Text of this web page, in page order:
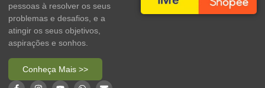
pessoas à resolver os seus
problemas e desafios, e a
atingir os seus objetivos,
aspirações e sonhos.
Conheça Mais >>